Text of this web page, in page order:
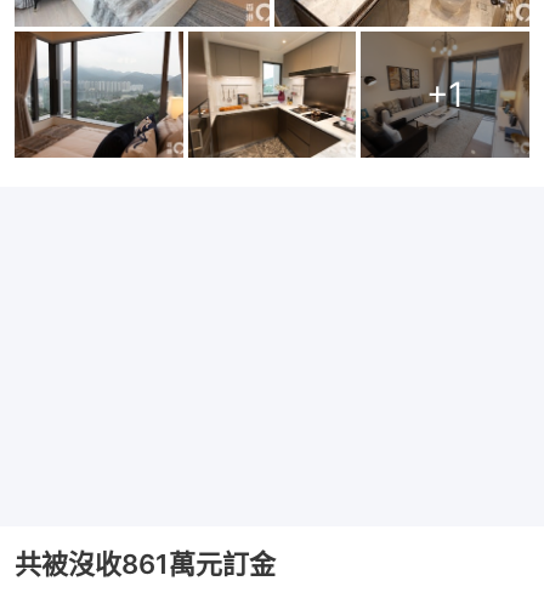
+1
共被沒收861萬元訂金